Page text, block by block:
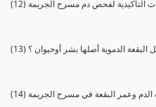
التأكيدية لفحص دم مسرح الجريمة
هل البقعة الدموية أصلها بشر أوحيوان ؟
الدم وعمر البقعة في مسرح الجريمة